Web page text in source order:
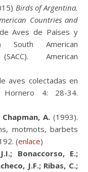
Birds of Argentina.
Countries and
Aves de Países y
South American
American
aves colectadas en
Hornero 4: 28-34.
A. (1993).
motmots, barbets
(enlace)
Bonaccorso, E.;
J.F.; Ribas, C.;